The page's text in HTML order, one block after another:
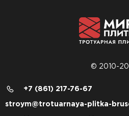
© 2010-
+7 (861) 217-76-67
stroym@trotuarnaya-plitka-